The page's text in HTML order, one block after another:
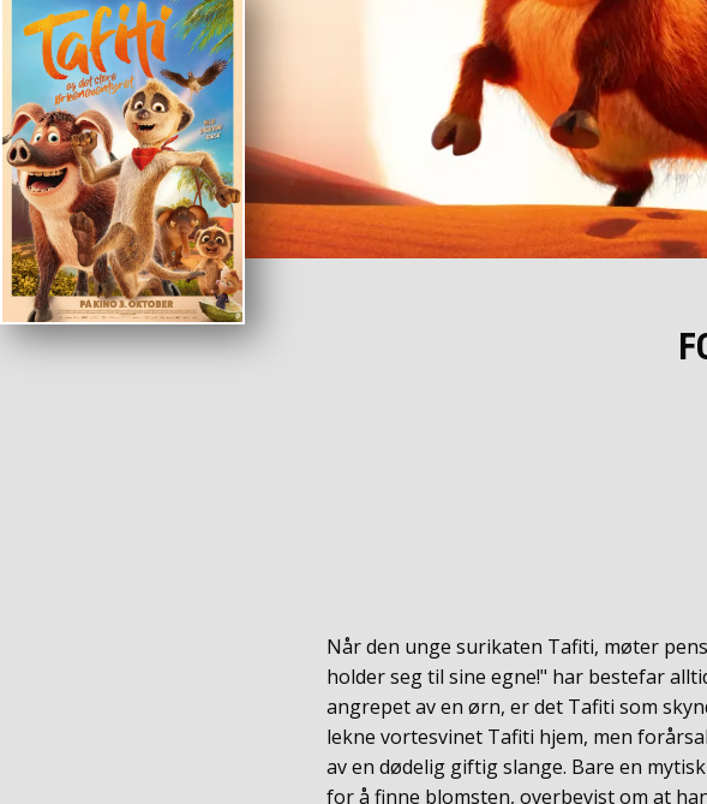
Når den unge surikaten Tafiti, møter
holder seg til sine egne!" har bestefar
angrepet av en ørn, er det Tafiti som
lekne vortesvinet Tafiti hjem, men
av en dødelig giftig slange. Bare en
for å finne blomsten, overbevist om at